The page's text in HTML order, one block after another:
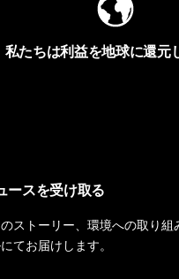
私たちは利益を地球に還元
ースを受け取る
ストーリー、環境への取り組
てお届けします。